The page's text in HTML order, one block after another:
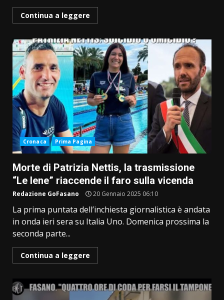
Continua a leggere
Cronaca Prima Pagina
Morte di Patrizia Nettis, la trasmissione
“Le Iene” riaccende il faro sulla vicenda
Redazione GoFasano 20 Gennaio 2025 06:10
La prima puntata dell’inchiesta giornalistica è andata
in onda ieri sera su Italia Uno. Domenica prossima la
seconda parte...
Continua a leggere